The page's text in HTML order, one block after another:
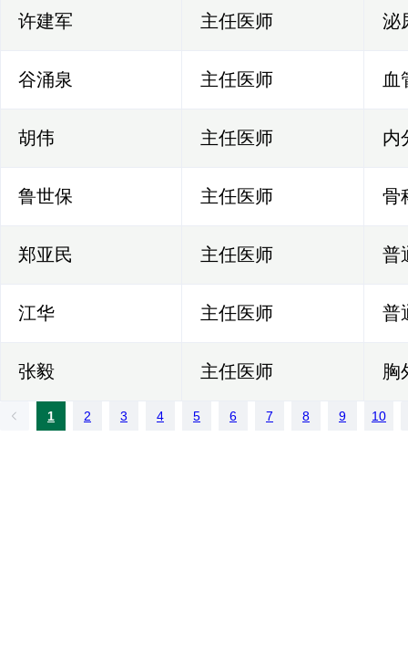
许建军 主任医师 泌
谷涌泉 主任医师 血
胡伟 主任医师 内
鲁世保 主任医师 骨
郑亚民 主任医师 普
江华 主任医师 普
张毅 主任医师 胸
1 2 3 4 5 6 7 8 9 10